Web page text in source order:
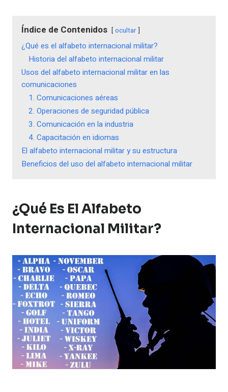
Índice de Contenidos ocultar
¿Qué es el alfabeto internacional militar?
Historia del alfabeto internacional militar
Usos del alfabeto internacional militar en las
comunicaciones
1. Comunicaciones aéreas
2. Operaciones de seguridad pública
3. Comunicación en la industria
4. Capacitación en idiomas
El alfabeto internacional militar y su estructura
Beneficios del uso del alfabeto internacional militar
¿Qué Es El Alfabeto
Internacional Militar?